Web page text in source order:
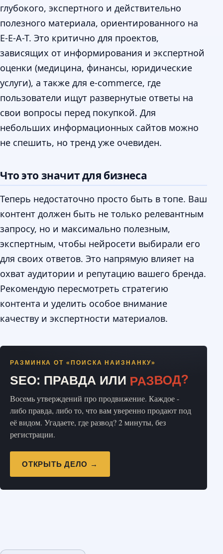
глубокого, экспертного и действительно
полезного материала, ориентированного на
E-E-A-T. Это критично для проектов,
зависящих от информирования и экспертной
оценки (медицина, финансы, юридические
услуги), а также для e-commerce, где
пользователи ищут развернутые ответы на
свои вопросы перед покупкой. Для
небольших информационных сайтов можно
не спешить, но тренд уже очевиден.
Что это значит для бизнеса
Теперь недостаточно просто быть в топе. Ваш
контент должен быть не только релевантным
запросу, но и максимально полезным,
экспертным, чтобы нейросети выбирали его
для своих ответов. Это напрямую влияет на
охват аудитории и репутацию вашего бренда.
Рекомендую пересмотреть стратегию
контента и уделить особое внимание
качеству и экспертности материалов.
РАЗМИНКА ОТ «ПОИСКА НАИЗНАНКУ»
SEO: ПРАВДА ИЛИ РАЗВОД?
Восемь утверждений про продвижение. Каждое -
либо правда, либо то, что вам уверенно продают под
её видом. Угадаете, где развод? 2 минуты, без
регистрации.
ОТКРЫТЬ ДЕЛО →